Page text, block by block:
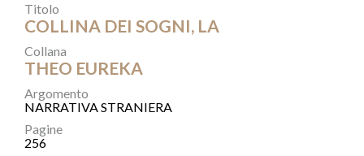
Titolo
COLLINA DEI SOGNI, LA
Collana
THEO EUREKA
Argomento
NARRATIVA STRANIERA
Pagine
256